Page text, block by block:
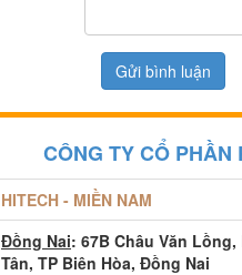
CÔNG TY CỔ PHẦN
HITECH - MIỀN NAM
Đồng Nai: 67B Châu Văn
Tân, TP Biên Hòa, Đồng Nai